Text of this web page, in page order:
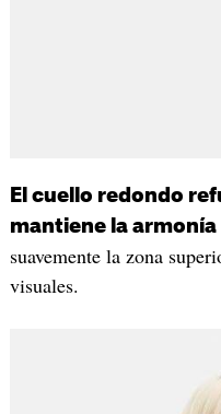
El cuello redondo
mantiene la armonía
suavemente la zona
visuales.